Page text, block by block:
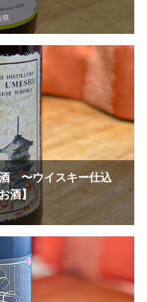
県
〜ウイスキー仕込
酒】